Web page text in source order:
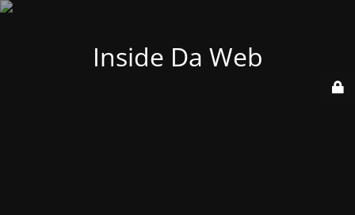
Inside Da Web